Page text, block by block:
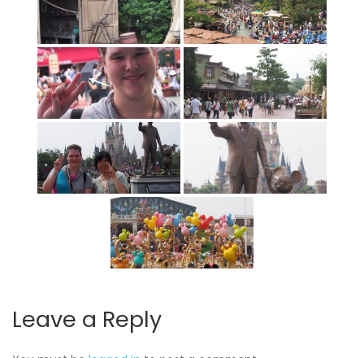
Leave a Reply